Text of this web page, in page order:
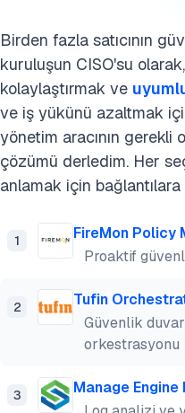
Birden fazla satıcının
kuruluşun CISO'su olarak,
kolaylaştırmak ve
ve iş yükünü azaltmak
yönetim aracının
çözümü derledim. Her
anlamak için bağlantılara
1
FireMon Policy
Proaktif
2
Tufin
Güvenlik
orkestrasyonu
3
Manage
Bu araştırmayı kaynak